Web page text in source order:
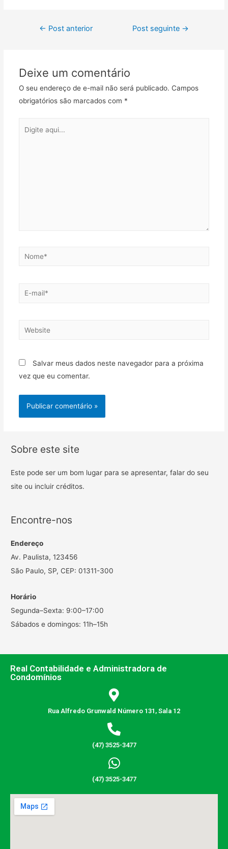
← Post anterior Post seguinte →
Deixe um comentário
O seu endereço de e-mail não será publicado. Campos
obrigatórios são marcados com *
Salvar meus dados neste navegador para a próxima
vez que eu comentar.
Sobre este site
Este pode ser um bom lugar para se apresentar, falar do seu
site ou incluir créditos.
Encontre-nos
Endereço
Av. Paulista, 123456
São Paulo, SP, CEP: 01311-300
Horário
Segunda–Sexta: 9:00–17:00
Sábados e domingos: 11h–15h
Real Contabilidade e Administradora de
Condomínios
Rua Alfredo Grunwald Número 131, Sala 12
(47) 3525-3477
(47) 3525-3477